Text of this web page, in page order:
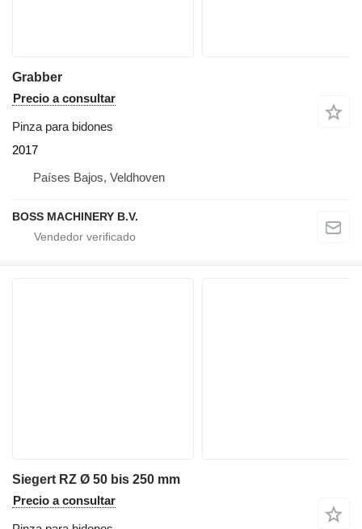
Grabber
Precio a consultar
Pinza para bidones
2017
Países Bajos, Veldhoven
BOSS MACHINERY B.V.
Siegert RZ Ø 50 bis 250 mm
Precio a consultar